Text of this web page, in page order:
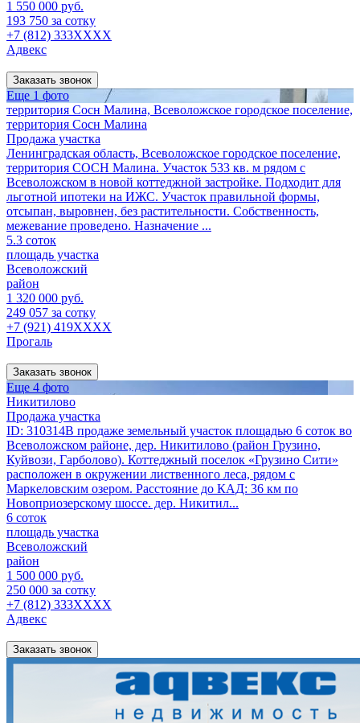
1 550 000 руб.
193 750 за сотку
+7 (812) 333XXXX
Адвекс
Заказать звонок
Еще 1 фото
территория Сосн Малина, Всеволожское городское поселение,
территория Сосн Малина
Продажа участка
Ленинградская область, Всеволожское городское поселение,
территория СОСН Малина. Участок 533 кв. м рядом с
Всеволожском в новой коттеджной застройке. Подходит для
льготной ипотеки на ИЖС. Участок правильной формы,
отсыпан, выровнен, без растительности. Собственность,
межевание проведено. Назначение ...
5.3 соток
площадь участка
Всеволожский
район
1 320 000 руб.
249 057 за сотку
+7 (921) 419XXXX
Прогаль
Заказать звонок
Еще 4 фото
Никитилово
Продажа участка
ID: 310314В продаже земельный участок площадью 6 соток во
Всеволожском районе, дер. Никитилово (район Грузино,
Куйвози, Гарболово). Коттеджный поселок «Грузино Сити»
расположен в окружении лиственного леса, рядом с
Маркеловским озером. Расстояние до КАД: 36 км по
Новоприозерскому шоссе. дер. Никитил...
6 соток
площадь участка
Всеволожский
район
1 500 000 руб.
250 000 за сотку
+7 (812) 333XXXX
Адвекс
Заказать звонок